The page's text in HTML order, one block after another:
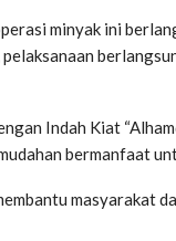
minyak ini
Indah Kiat
bermanfaat
masyarakat